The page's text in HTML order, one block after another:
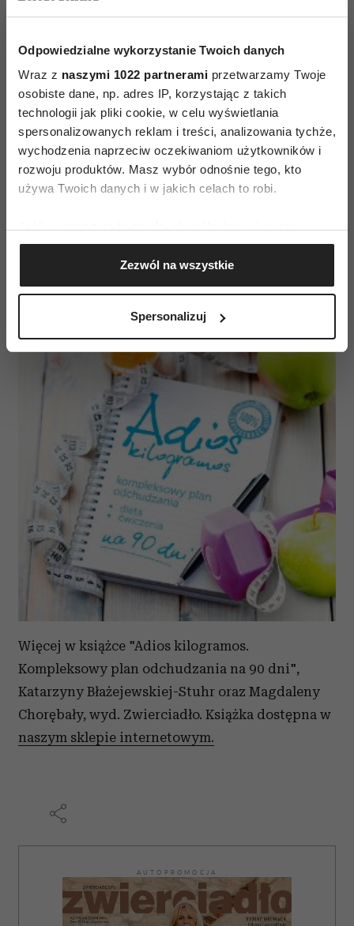
Odpowiedzialne wykorzystanie Twoich danych
Wraz z naszymi 1022 partnerami przetwarzamy Twoje
osobiste dane, np. adres IP, korzystając z takich
technologii jak pliki cookie, w celu wyświetlania
spersonalizowanych reklam i treści, analizowania tychże,
wychodzenia naprzeciw oczekiwaniom użytkowników i
rozwoju produktów. Masz wybór odnośnie tego, kto
używa Twoich danych i w jakich celach to robi.
Gromadzić dane dotyczące Twojej lokalizacji
geograficznej z dokładnością nawet do kilku metrów
Identyfikować Twoje urządzenie, aktywnie
(fingerprinting, czyli wirtualny odcisk palca)
dane są przetwarzane oraz ustaw własne preferencje w
sekcji szczegółów. W Deklaracji plików cookie możesz
zmienić lub wycofać swoją zgodę w dowolnej chwili.
Wykorzystujemy pliki cookie do spersonalizowania treści
i reklam, aby oferować funkcje społecznościowe i
analizować ruch w naszej witrynie. Informacje o tym, jak
korzystasz z naszej witryny, udostępniamy partnerom
społecznościowym, reklamowym i analitycznym.
Partnerzy mogą połączyć te informacje z innymi danymi
otrzymanymi od Ciebie lub uzyskanymi podczas
korzystania z ich usług.
Zezwól na wszystkie
Spersonalizuj
zawarte pomagają utrzymać ciśnienie krwi
w ryzach. Dodatkowo błonnik wspomaga
"czyszczenie" tych naszych rur - czyli naczyń
krwionośnych.
(...)
Więcej w książce "Adios kilogramos.
Kompleksowy plan odchudzania na 90 dni",
Katarzyny Błażejewskiej-Stuhr oraz Magdaleny
Chorębały, wyd. Zwierciadło. Książka dostępna w
naszym sklepie internetowym.
AUTOPROMOCJA